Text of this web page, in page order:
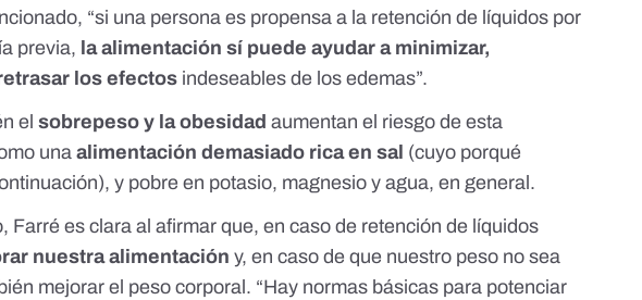
“si una persona es propensa a la retención de líquidos por
previa, la alimentación sí puede ayudar a minimizar,
los efectos indeseables de los edemas”.
elsobrepeso y la obesidad aumentan el riesgo de esta
unaalimentación demasiado rica en sal (cuyo porqué
y pobre en potasio, magnesio y agua, en general.
Farré es clara al afirmar que, en caso de retención de líquidos
nuestra alimentación y, en caso de que nuestro peso no sea
mejorar el peso corporal. “Hay normas básicas para potenciar